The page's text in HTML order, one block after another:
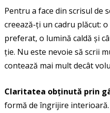
Pentru a face din scrisul de
creează-ți un cadru plăcut:
preferat, o lumină caldă și
ție. Nu este nevoie să scrii
contează mai mult decât
Claritatea obținută prin
formă de îngrijire